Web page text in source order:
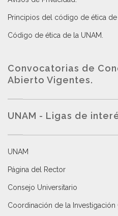
Principios del código de ética de
Código de ética de la UNAM.
Convocatorias de
Abierto Vigentes.
UNAM - Ligas de
UNAM
Página del Rector
Consejo Universitario
Coordinación de la Investigación